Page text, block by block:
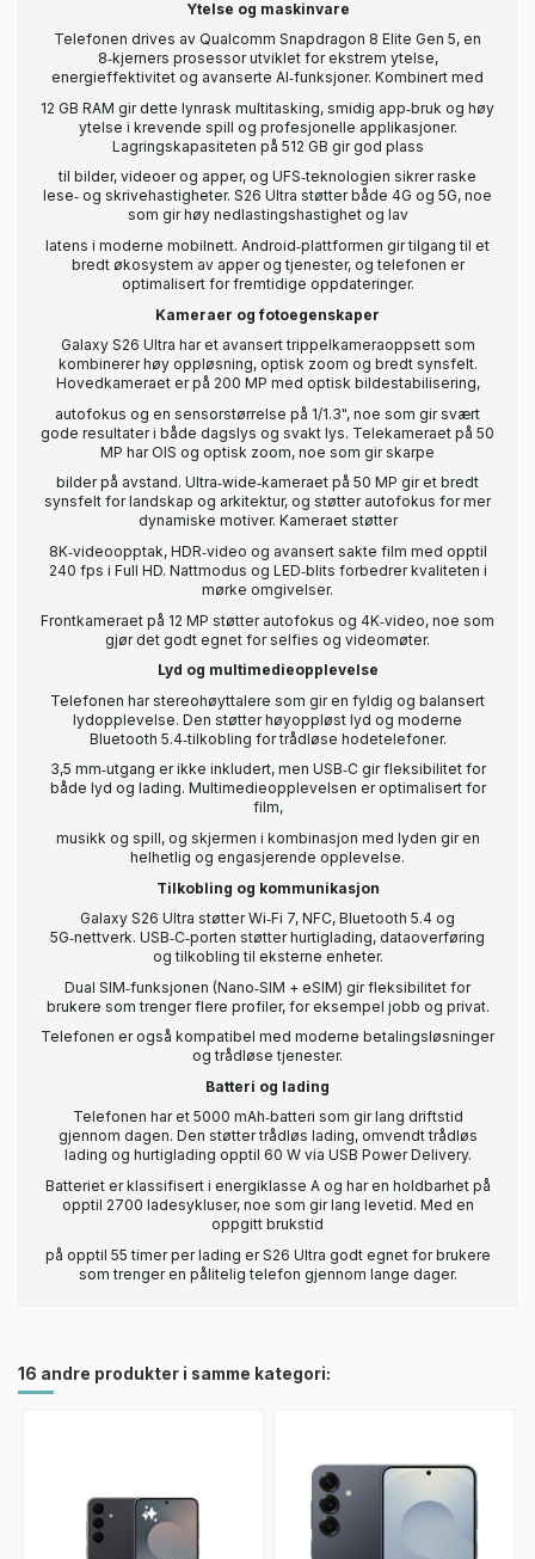
Ytelse og maskinvare
Telefonen drives av Qualcomm Snapdragon 8 Elite Gen 5, en
8‑kjerners prosessor utviklet for ekstrem ytelse,
energieffektivitet og avanserte AI‑funksjoner. Kombinert med
12 GB RAM gir dette lynrask multitasking, smidig app‑bruk og høy
ytelse i krevende spill og profesjonelle applikasjoner.
Lagringskapasiteten på 512 GB gir god plass
til bilder, videoer og apper, og UFS‑teknologien sikrer raske
lese‑ og skrivehastigheter. S26 Ultra støtter både 4G og 5G, noe
som gir høy nedlastingshastighet og lav
latens i moderne mobilnett. Android‑plattformen gir tilgang til et
bredt økosystem av apper og tjenester, og telefonen er
optimalisert for fremtidige oppdateringer.
Kameraer og fotoegenskaper
Galaxy S26 Ultra har et avansert trippelkameraoppsett som
kombinerer høy oppløsning, optisk zoom og bredt synsfelt.
Hovedkameraet er på 200 MP med optisk bildestabilisering,
autofokus og en sensorstørrelse på 1/1.3", noe som gir svært
gode resultater i både dagslys og svakt lys. Telekameraet på 50
MP har OIS og optisk zoom, noe som gir skarpe
bilder på avstand. Ultra‑wide‑kameraet på 50 MP gir et bredt
synsfelt for landskap og arkitektur, og støtter autofokus for mer
dynamiske motiver. Kameraet støtter
8K‑videoopptak, HDR‑video og avansert sakte film med opptil
240 fps i Full HD. Nattmodus og LED‑blits forbedrer kvaliteten i
mørke omgivelser.
Frontkameraet på 12 MP støtter autofokus og 4K‑video, noe som
gjør det godt egnet for selfies og videomøter.
Lyd og multimedieopplevelse
Telefonen har stereohøyttalere som gir en fyldig og balansert
lydopplevelse. Den støtter høyoppløst lyd og moderne
Bluetooth 5.4‑tilkobling for trådløse hodetelefoner.
3,5 mm‑utgang er ikke inkludert, men USB‑C gir fleksibilitet for
både lyd og lading. Multimedieopplevelsen er optimalisert for
film,
musikk og spill, og skjermen i kombinasjon med lyden gir en
helhetlig og engasjerende opplevelse.
Tilkobling og kommunikasjon
Galaxy S26 Ultra støtter Wi‑Fi 7, NFC, Bluetooth 5.4 og
5G‑nettverk. USB‑C‑porten støtter hurtiglading, dataoverføring
og tilkobling til eksterne enheter.
Dual SIM‑funksjonen (Nano‑SIM + eSIM) gir fleksibilitet for
brukere som trenger flere profiler, for eksempel jobb og privat.
Telefonen er også kompatibel med moderne betalingsløsninger
og trådløse tjenester.
Batteri og lading
Telefonen har et 5000 mAh‑batteri som gir lang driftstid
gjennom dagen. Den støtter trådløs lading, omvendt trådløs
lading og hurtiglading opptil 60 W via USB Power Delivery.
Batteriet er klassifisert i energiklasse A og har en holdbarhet på
opptil 2700 ladesykluser, noe som gir lang levetid. Med en
oppgitt brukstid
på opptil 55 timer per lading er S26 Ultra godt egnet for brukere
som trenger en pålitelig telefon gjennom lange dager.
16 andre produkter i samme kategori: